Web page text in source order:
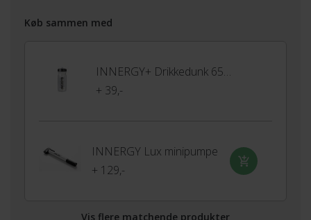
Køb sammen med
INNERGY+ Drikkedunk 650ml
+ 39,-
INNERGY Lux minipumpe
+ 129,-
Vis flere matchende produkter